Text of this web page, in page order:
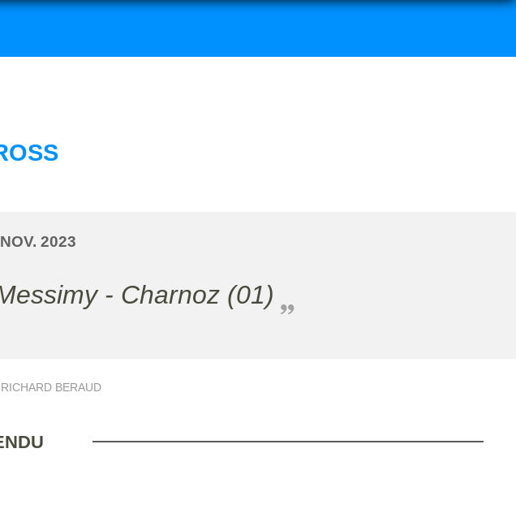
NOV. 2023
- Charnoz (01)
BERAUD